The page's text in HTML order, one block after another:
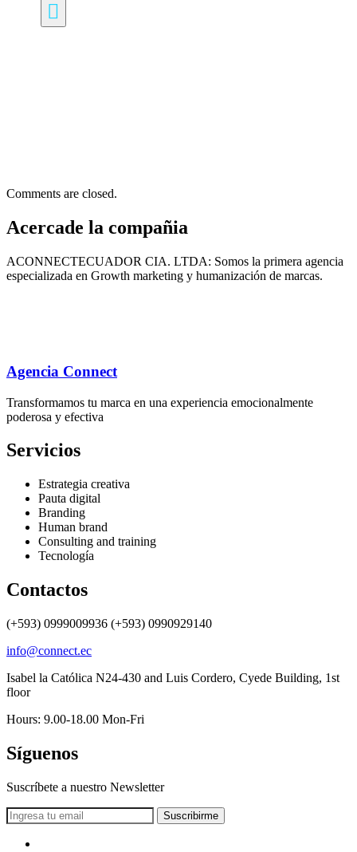
Comments are closed.
Acercade la compañia
ACONNECTECUADOR CIA. LTDA: Somos la primera agencia
especializada en Growth marketing y humanización de marcas.
Agencia Connect
Transformamos tu marca en una experiencia emocionalmente
poderosa y efectiva
Servicios
Estrategia creativa
Pauta digital
Branding
Human brand
Consulting and training
Tecnología
Contactos
(+593) 0999009936 (+593) 0990929140
info@connect.ec
Isabel la Católica N24-430 and Luis Cordero, Cyede Building, 1st
floor
Hours: 9.00-18.00 Mon-Fri
Síguenos
Suscríbete a nuestro Newsletter